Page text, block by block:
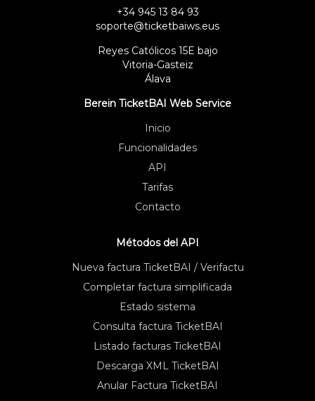
+34 945 13 84 93
soporte@ticketbaiws.eus
Reyes Católicos 15E bajo
Vitoria-Gasteiz
Álava
Berein TicketBAI Web Service
Inicio
Funcionalidades
API
Tarifas
Contacto
Métodos del API
Nueva factura TicketBAI / Verifactu
Completar factura simplificada
Estado sistema
Consulta factura TicketBAI
Listado facturas TicketBAI
Descarga XML TicketBAI
Anular Factura TicketBAI